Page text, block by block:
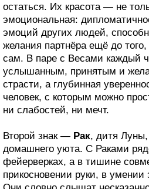
остаться. Их красота — не
эмоциональная:
эмоций других людей,
желания партнёра ещё до того,
сам. В паре с Весами каждый
услышанным, принятым и
страсти, а глубинная
человек, с которым можно
ни слабостей, ни мечт.
Второй знак — Рак, дитя
домашнего уюта. С Раками
фейерверках, а в тишине
прикосновении руки, в умении